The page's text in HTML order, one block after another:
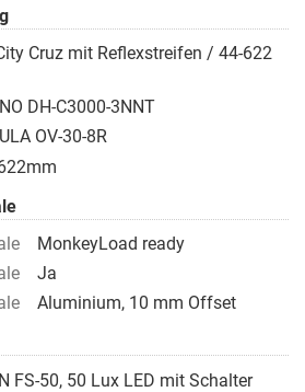
Cruz mit Reflexstreifen / 44-622
DH-C3000-3NNT
OV-30-8R
MonkeyLoad ready
Ja
Aluminium, 10 mm Offset
FS-50, 50 Lux LED mit Schalter